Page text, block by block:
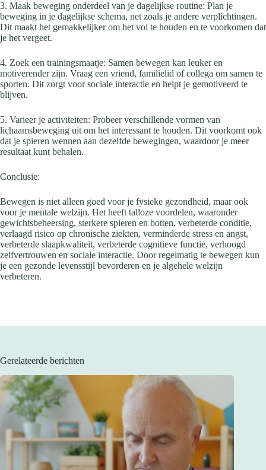
3. Maak beweging onderdeel van je dagelijkse routine: Plan je
beweging in je dagelijkse schema, net zoals je andere verplichtingen.
Dit maakt het gemakkelijker om het vol te houden en te voorkomen dat
je het vergeet.
4. Zoek een trainingsmaatje: Samen bewegen kan leuker en
motiverender zijn. Vraag een vriend, familielid of collega om samen te
sporten. Dit zorgt voor sociale interactie en helpt je gemotiveerd te
blijven.
5. Varieer je activiteiten: Probeer verschillende vormen van
lichaamsbeweging uit om het interessant te houden. Dit voorkomt ook
dat je spieren wennen aan dezelfde bewegingen, waardoor je meer
resultaat kunt behalen.
Conclusie:
Bewegen is niet alleen goed voor je fysieke gezondheid, maar ook
voor je mentale welzijn. Het heeft talloze voordelen, waaronder
gewichtsbeheersing, sterkere spieren en botten, verbeterde conditie,
verlaagd risico op chronische ziekten, verminderde stress en angst,
verbeterde slaapkwaliteit, verbeterde cognitieve functie, verhoogd
zelfvertrouwen en sociale interactie. Door regelmatig te bewegen kun
je een gezonde levensstijl bevorderen en je algehele welzijn
verbeteren.
Gerelateerde berichten